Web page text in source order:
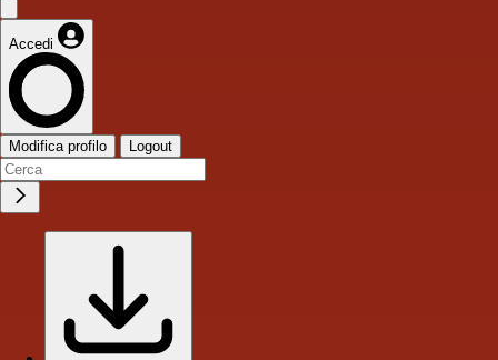
Accedi
Modifica profilo Logout